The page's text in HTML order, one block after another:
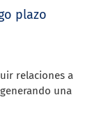
plazo
relaciones a
una